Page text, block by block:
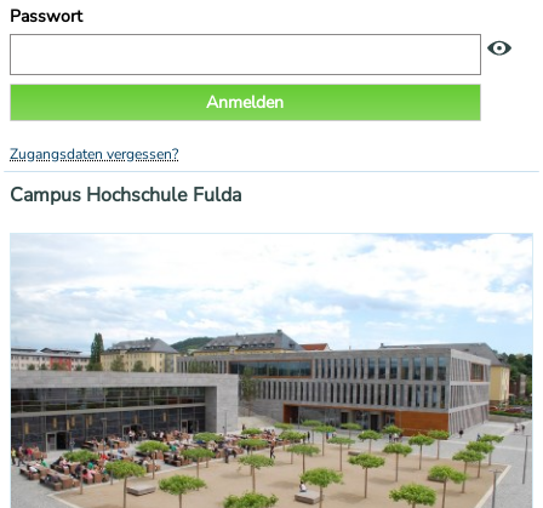
Passwort
Anmelden
Zugangsdaten vergessen?
Campus Hochschule Fulda